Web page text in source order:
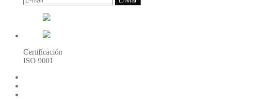
Certificación
ISO 9001